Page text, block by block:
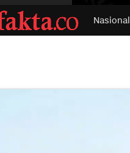
Nasional